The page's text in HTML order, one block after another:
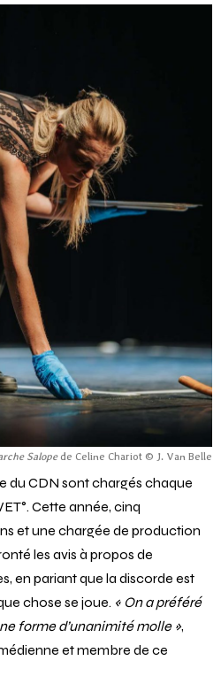
Salopede Celine Chariot © J. Van Belle
du CDN sont chargés chaque
Cette année, cinq
et une chargée de production
les avis à propos de
en pariant que la discorde est
chose se joue. « On a préféré
forme d’unanimité molle »,
et membre de ce